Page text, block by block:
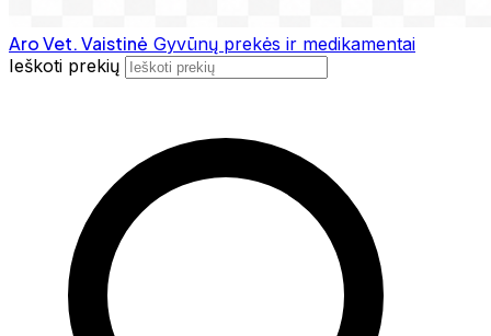
Aro Vet. Vaistinė Gyvūnų prekės ir medikamentai
Ieškoti prekių